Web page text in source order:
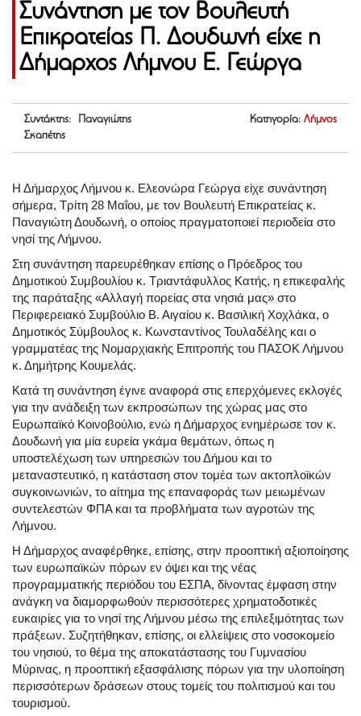
Συνάντηση με τον Βουλευτή
Επικρατείας Π. Δουδωνή είχε η
Δήμαρχος Λήμνου Ε. Γεώργα
Συντάκτης: Παναγιώτης
Σκαπέτης
Κατηγορία: Λήμνος
Η Δήμαρχος Λήμνου κ. Ελεονώρα Γεώργα είχε συνάντηση
σήμερα, Τρίτη 28 Μαΐου, με τον Βουλευτή Επικρατείας κ.
Παναγιώτη Δουδωνή, ο οποίος πραγματοποιεί περιοδεία στο
νησί της Λήμνου.
Στη συνάντηση παρευρέθηκαν επίσης ο Πρόεδρος του
Δημοτικού Συμβουλίου κ. Τριαντάφυλλος Κατής, η επικεφαλής
της παράταξης «Αλλαγή πορείας στα νησιά μας» στο
Περιφερειακό Συμβούλιο Β. Αιγαίου κ. Βασιλική Χοχλάκα, ο
Δημοτικός Σύμβουλος κ. Κωνσταντίνος Τουλαδέλης και ο
γραμματέας της Νομαρχιακής Επιτροπής του ΠΑΣΟΚ Λήμνου
κ. Δημήτρης Κουμελάς.
Κατά τη συνάντηση έγινε αναφορά στις επερχόμενες εκλογές
για την ανάδειξη των εκπροσώπων της χώρας μας στο
Ευρωπαϊκό Κοινοβούλιο, ενώ η Δήμαρχος ενημέρωσε τον κ.
Δουδωνή για μία ευρεία γκάμα θεμάτων, όπως η
υποστελέχωση των υπηρεσιών του Δήμου και το
μεταναστευτικό, η κατάσταση στον τομέα των ακτοπλοϊκών
συγκοινωνιών, το αίτημα της επαναφοράς των μειωμένων
συντελεστών ΦΠΑ και τα προβλήματα των αγροτών της
Λήμνου.
Η Δήμαρχος αναφέρθηκε, επίσης, στην προοπτική αξιοποίησης
των ευρωπαϊκών πόρων εν όψει και της νέας
προγραμματικής περιόδου του ΕΣΠΑ, δίνοντας έμφαση στην
ανάγκη να διαμορφωθούν περισσότερες χρηματοδοτικές
ευκαιρίες για το νησί της Λήμνου μέσω της επιλεξιμότητας των
πράξεων. Συζητήθηκαν, επίσης, οι ελλείψεις στο νοσοκομείο
του νησιού, το θέμα της αποκατάστασης του Γυμνασίου
Μύρινας, η προοπτική εξασφάλισης πόρων για την υλοποίηση
περισσότερων δράσεων στους τομείς του πολιτισμού και του
τουρισμού.